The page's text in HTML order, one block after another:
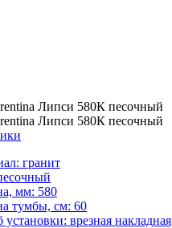
гранит
мм: 580
тумбы, см: 60
установки: врезная накладная